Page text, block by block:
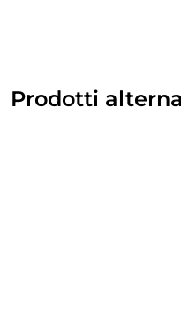
Prodotti